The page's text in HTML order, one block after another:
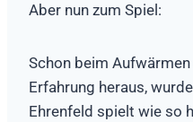
Aber nun zum Spiel:
Schon beim
Erfahrung heraus,
Ehrenfeld spielt wie so